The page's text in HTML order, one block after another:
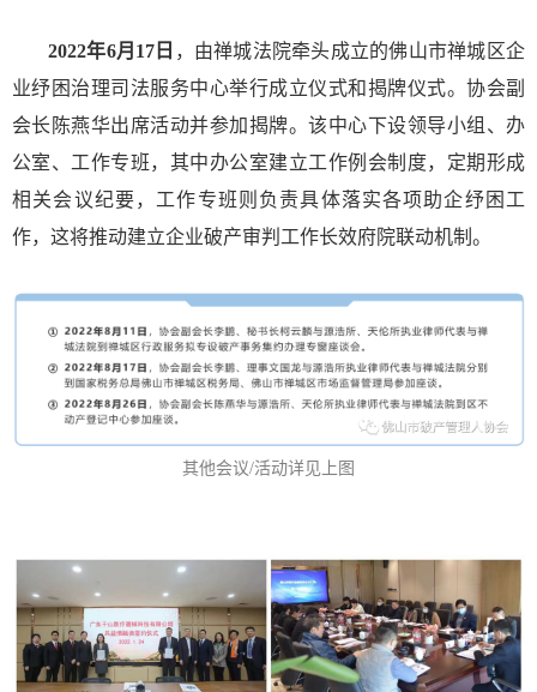
2022年6月17日 ，由禅城法院牵头成立的佛山市禅城区企
业纾困治理司法服务中心举行成立仪式和揭牌仪式。协会副
会长陈燕华出席活动并参加揭牌。该中心下设领导小组、办
公室、工作专班，其中办公室建立工作例会制度，定期形成
相关会议纪要，工作专班则负责具体落实各项助企纾困工
作，这将推动建立企业破产审判工作长效府院联动机制。
其他会议/活动详见上图